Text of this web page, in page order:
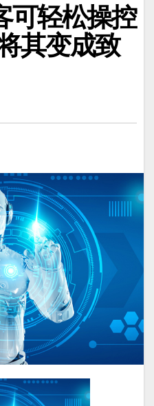
可轻松操控
其变成致